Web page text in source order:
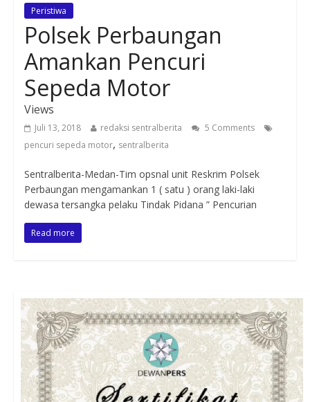
Peristiwa
Polsek Perbaungan
Amankan Pencuri
Sepeda Motor
Views
Juli 13, 2018 redaksi sentralberita
5 Comments
pencuri sepeda motor, sentralberita
Sentralberita-Medan-Tim opsnal unit Reskrim Polsek
Perbaungan mengamankan 1 ( satu ) orang laki-laki
dewasa tersangka pelaku Tindak Pidana ” Pencurian
Read more